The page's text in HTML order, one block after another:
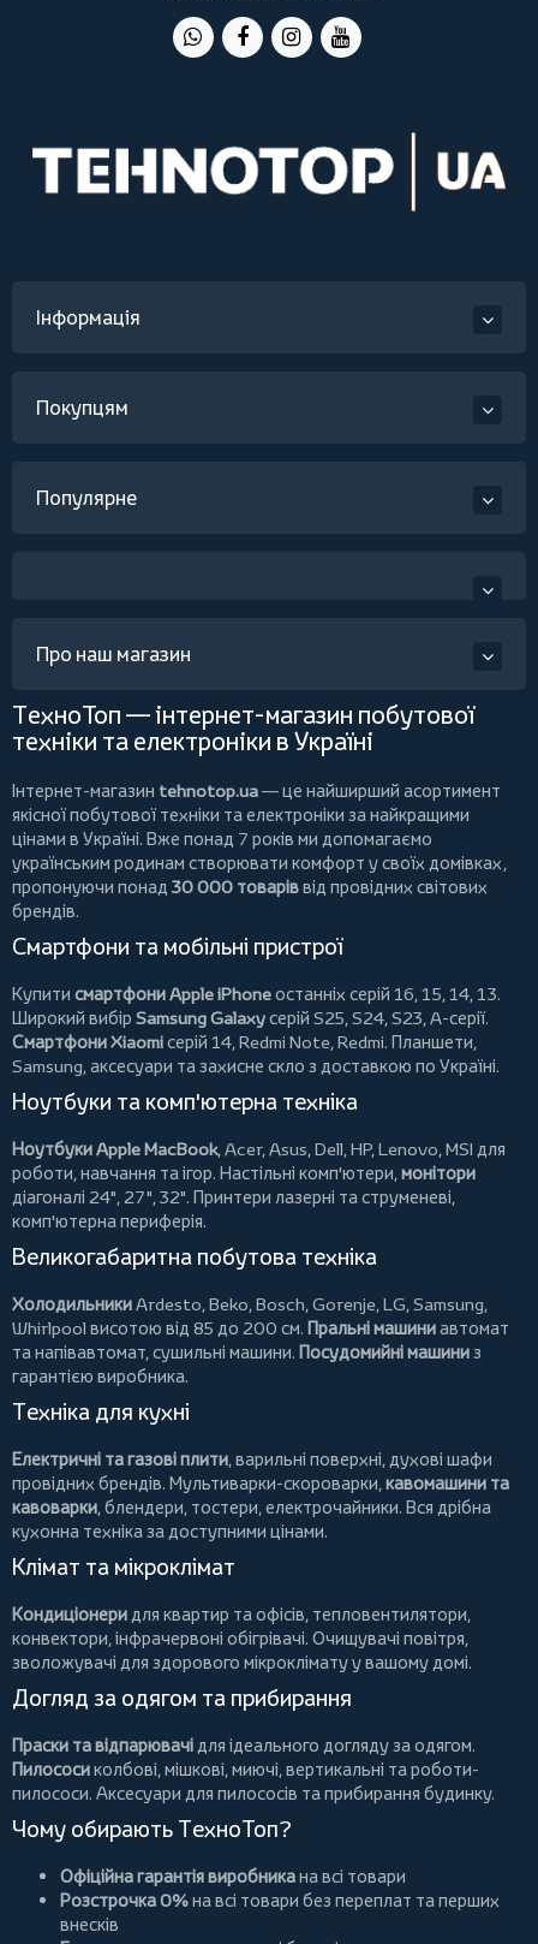
Інформація
Покупцям
Популярне
Про наш магазин
ТехноТоп — інтернет-магазин побутової
техніки та електроніки в Україні
Інтернет-магазин tehnotop.ua— це найширший асортимент
якісної побутової техніки та електроніки за найкращими
цінами в Україні. Вже понад 7 років ми допомагаємо
українським родинам створювати комфорт у своїх домівках,
пропонуючи понад 30 000 товаріввід провідних світових
брендів.
Смартфони та мобільні пристрої
Купити смартфони Apple iPhoneостанніх серій 16, 15, 14, 13.
Широкий вибір Samsung Galaxyсерій S25, S24, S23, A-серії.
Смартфони Xiaomiсерій 14, Redmi Note, Redmi. Планшети,
Samsung, аксесуари тазахисне скло з доставкою по Україні.
Ноутбуки та комп'ютерна техніка
Ноутбуки Apple MacBook,Acer,Asus,Dell,HP,Lenovo,MSI для
роботи, навчання та ігор. Настільні комп'ютери,монітори
діагоналі 24", 27", 32". Принтери лазерні та струменеві,
комп'ютерна периферія.
Великогабаритна побутова техніка
ХолодильникиArdesto,Beko,Bosch,Gorenje,LG,Samsung,
Whirlpool висотою від 85 до 200 см. Пральні машиниавтомат
та напівавтомат,сушильні машини. Посудомийні машиниз
гарантією виробника.
Техніка для кухні
Електричні та газові плити, варильні поверхні, духові шафи
провідних брендів. Мультиварки-скороварки,кавомашини та
кавоварки,блендери, тостери,електрочайники. Вся дрібна
кухонна техніка за доступними цінами.
Клімат та мікроклімат
Кондиціонеридля квартир та офісів, тепловентилятори,
конвектори,інфрачервоні обігрівачі. Очищувачі повітря,
зволожувачі для здорового мікроклімату у вашому домі.
Догляд за одягом та прибирання
Праски та відпарювачідля ідеального догляду за одягом.
Пилососиколбові,мішкові,миючі,вертикальні тароботи-
пилососи. Аксесуари для пилососів та прибирання будинку.
Чому обирають ТехноТоп?
Офіційна гарантія виробникана всі товари
Розстрочка 0%на всі товари без переплат та перших
внесків